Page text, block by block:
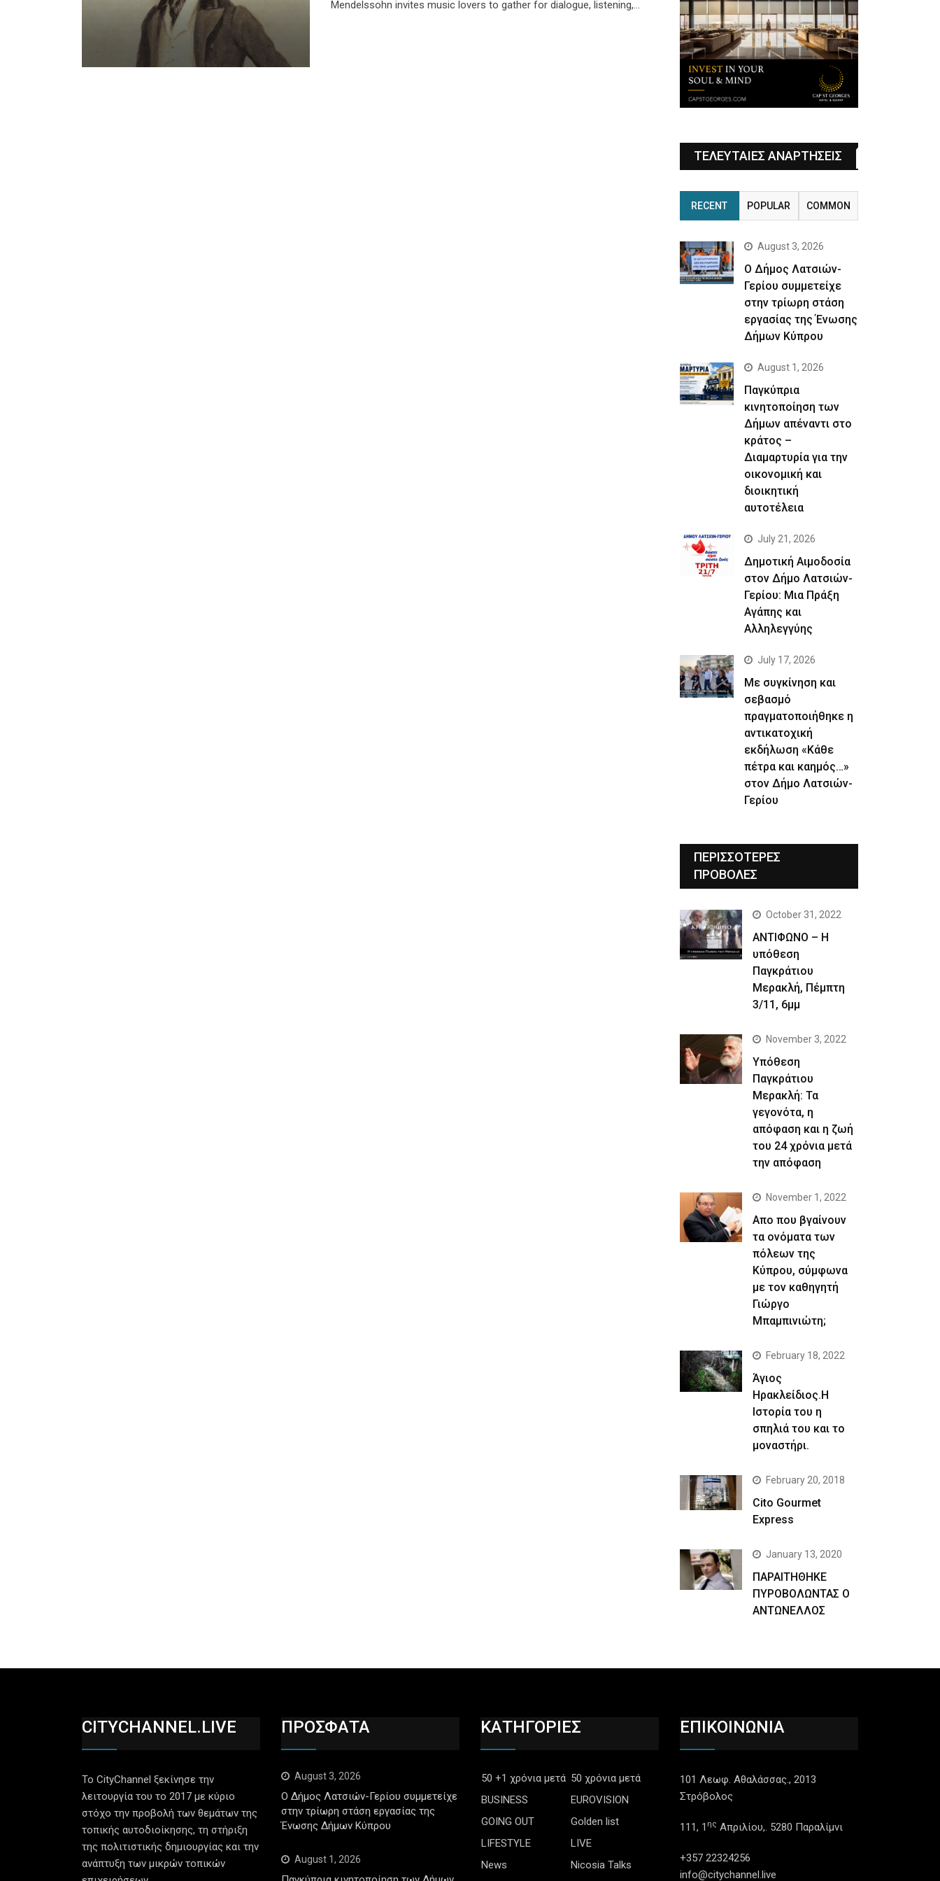
Mendelssohn invites music lovers to gather for dialogue, listening,…
ΤΕΛΕΥΤΑΙΕΣ ΑΝΑΡΤΗΣΕΙΣ
RECENT POPULAR COMMON
August 3, 2026
Ο Δήμος Λατσιών-
Γερίου συμμετείχε
στην τρίωρη στάση
εργασίας της Ένωσης
Δήμων Κύπρου
August 1, 2026
Παγκύπρια
κινητοποίηση των
Δήμων απέναντι στο
κράτος –
Διαμαρτυρία για την
οικονομική και
διοικητική
αυτοτέλεια
July 21, 2026
Δημοτική Αιμοδοσία
στον Δήμο Λατσιών-
Γερίου: Μια Πράξη
Αγάπης και
Αλληλεγγύης
July 17, 2026
Με συγκίνηση και
σεβασμό
πραγματοποιήθηκε η
αντικατοχική
εκδήλωση «Κάθε
πέτρα και καημός…»
στον Δήμο Λατσιών-
Γερίου
ΠΕΡΙΣΣΟΤΕΡΕΣ
ΠΡΟΒΟΛΕΣ
October 31, 2022
ΑΝΤΙΦΩΝΟ – Η
υπόθεση
Παγκράτιου
Μερακλή, Πέμπτη
3/11, 6μμ
November 3, 2022
Yπόθεση
Παγκράτιου
Μερακλή: Τα
γεγονότα, η
απόφαση και η ζωή
του 24 χρόνια μετά
την απόφαση
November 1, 2022
Απο που βγαίνουν
τα ονόματα των
πόλεων της
Κύπρου, σύμφωνα
με τον καθηγητή
Γιώργο
Μπαμπινιώτη;
February 18, 2022
Άγιος
Ηρακλείδιος.Η
Ιστορία του η
σπηλιά του και το
μοναστήρι.
February 20, 2018
Cito Gourmet
Express
January 13, 2020
ΠΑΡΑΙΤΗΘΗΚΕ
ΠΥΡΟΒΟΛΩΝΤΑΣ Ο
ΑΝΤΩΝΕΛΛΟΣ
CITYCHANNEL.LIVE
Το CityChannel ξεκίνησε την
λειτουργία του το 2017 με κύριο
στόχο την προβολή των θεμάτων της
τοπικής αυτοδιοίκησης, τη στήριξη
της πολιτιστικής δημιουργίας και την
ανάπτυξη των μικρών τοπικών
ΠΡΟΣΦΑΤΑ
August 3, 2026
Ο Δήμος Λατσιών-Γερίου συμμετείχε
στην τρίωρη στάση εργασίας της
Ένωσης Δήμων Κύπρου
August 1, 2026
ΚΑΤΗΓΟΡΙΕΣ
50 +1 χρόνια μετά 50 χρόνια μετά
BUSINESS
EUROVISION
GOING OUT
Golden list
LIFESTYLE
LIVE
News
Nicosia Talks
ΕΠΙΚΟΙΝΩΝΙΑ
101 Λεωφ. Αθαλάσσας., 2013
Στρόβολος
111, 1 ης Απριλίου,. 5280 Παραλίμνι
+357 22324256
info@citychannel.live